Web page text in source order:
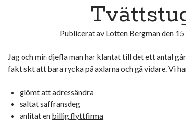
Publicerat av Lotten Bergmanden 15
Jag och min djefla man har klantat till det ett antal
faktiskt att bara rycka på axlarna och gå vidare. Vi
glömt att adressändra
saltat saffransdeg
anlitat en billig flyttfirma